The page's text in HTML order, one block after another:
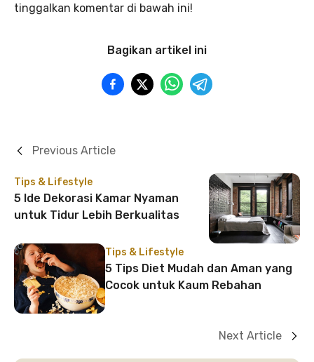
tinggalkan komentar di bawah ini!
Bagikan artikel ini
Tips & Lifestyle
5 Ide Dekorasi Kamar Nyaman
untuk Tidur Lebih Berkualitas
Previous Article
Tips & Lifestyle
5 Tips Diet Mudah dan Aman yang
Cocok untuk Kaum Rebahan
Next Article